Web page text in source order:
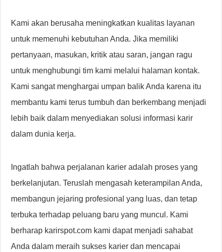
Kami akan berusaha meningkatkan kualitas layanan
untuk memenuhi kebutuhan Anda. Jika memiliki
pertanyaan, masukan, kritik atau saran, jangan ragu
untuk menghubungi tim kami melalui halaman kontak.
Kami sangat menghargai umpan balik Anda karena itu
membantu kami terus tumbuh dan berkembang menjadi
lebih baik dalam menyediakan solusi informasi karir
dalam dunia kerja.
Ingatlah bahwa perjalanan karier adalah proses yang
berkelanjutan. Teruslah mengasah keterampilan Anda,
membangun jejaring profesional yang luas, dan tetap
terbuka terhadap peluang baru yang muncul. Kami
berharap karirspot.com kami dapat menjadi sahabat
Anda dalam meraih sukses karier dan mencapai